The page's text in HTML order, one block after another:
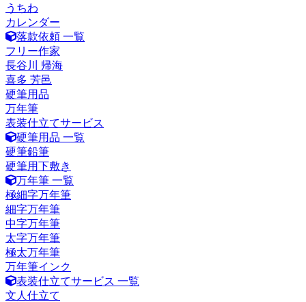
うちわ
カレンダー
落款依頼 一覧
フリー作家
長谷川 帰海
喜多 芳邑
硬筆用品
万年筆
表装仕立てサービス
硬筆用品 一覧
硬筆鉛筆
硬筆用下敷き
万年筆 一覧
極細字万年筆
細字万年筆
中字万年筆
太字万年筆
極太万年筆
万年筆インク
表装仕立てサービス 一覧
文人仕立て